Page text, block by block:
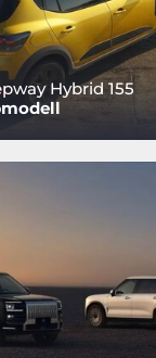
Hybrid 155